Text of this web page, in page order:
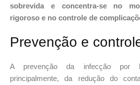
sobrevida e concentra-se no
rigoroso e no controle de
Prevenção e
A prevenção da infecção por
principalmente, da redução do